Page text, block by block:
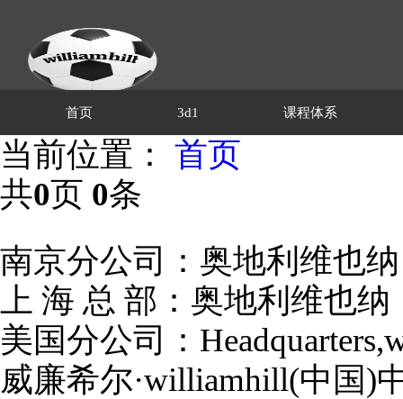
首页 3d1 课程体系
当前位置： 首页
共0页 0条
南京分公司：奥地利维也
上 海 总 部：奥地利维也
美国分公司：
威廉希尔·williamhill(中国)